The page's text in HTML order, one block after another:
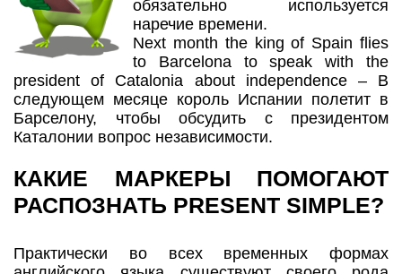
обязательно используется
наречие времени.
Next month the king of Spain flies
to Barcelona to speak with the
president of Catalonia about independence – В
следующем месяце король Испании полетит в
Барселону, чтобы обсудить с президентом
Каталонии вопрос независимости.
КАКИЕ МАРКЕРЫ ПОМОГАЮТ
РАСПОЗНАТЬ PRESENT SIMPLE?
Практически во всех временных формах